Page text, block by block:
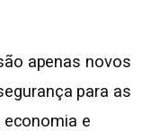
apenas novos
para as
economia e